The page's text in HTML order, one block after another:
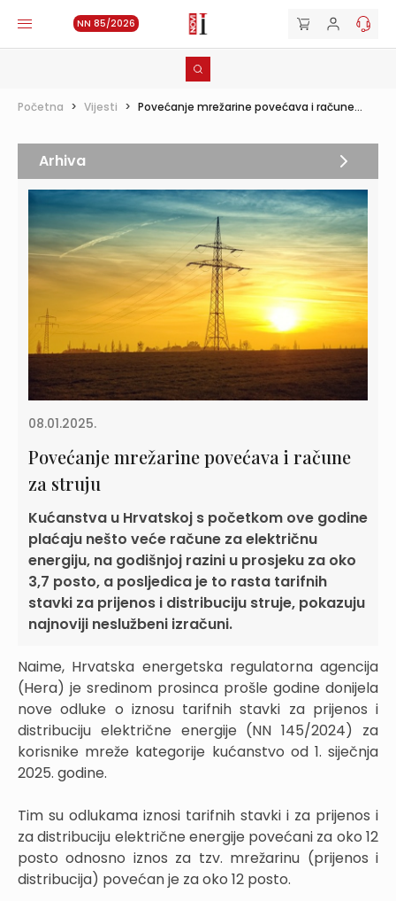
NN 85/2026
Početna > Vijesti > Povećanje mrežarine povećava i račune...
08.01.2025.
Povećanje mrežarine povećava i račune
za struju
Kućanstva u Hrvatskoj s početkom ove godine
plaćaju nešto veće račune za električnu
energiju, na godišnjoj razini u prosjeku za oko
3,7 posto, a posljedica je to rasta tarifnih
stavki za prijenos i distribuciju struje, pokazuju
najnoviji neslužbeni izračuni.
Naime, Hrvatska energetska regulatorna agencija
(Hera) je sredinom prosinca prošle godine donijela
nove odluke o iznosu tarifnih stavki za prijenos i
distribuciju električne energije (NN 145/2024) za
korisnike mreže kategorije kućanstvo od 1. siječnja
2025. godine.
Tim su odlukama iznosi tarifnih stavki i za prijenos i
za distribuciju električne energije povećani za oko 12
posto odnosno iznos za tzv. mrežarinu (prijenos i
distribucija) povećan je za oko 12 posto.
Arhiva